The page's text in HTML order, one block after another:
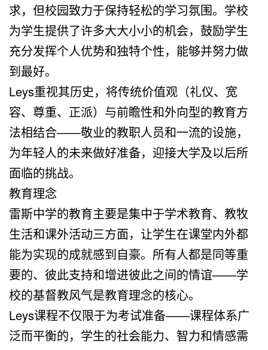
求，但校园致力于保持轻松的学习氛围。学校
为学生提供了许多大大小小的机会，鼓励学生
充分发挥个人优势和独特个性，能够并努力做
到最好。
Leys重视其历史，将传统价值观（礼仪、宽
容、尊重、正派）与前瞻性和外向型的教育方
法相结合——敬业的教职人员和一流的设施，
为年轻人的未来做好准备，迎接大学及以后所
面临的挑战。
教育理念
雷斯中学的教育主要是集中于学术教育、教牧
生活和课外活动三方面，让学生在课堂内外都
能为实现的成就感到自豪。所有人都是同等重
要的、彼此支持和增进彼此之间的情谊——学
校的基督教风气是教育理念的核心。
Leys课程不仅限于为考试准备——课程体系广
泛而平衡的，学生的社会能力、智力和情感需